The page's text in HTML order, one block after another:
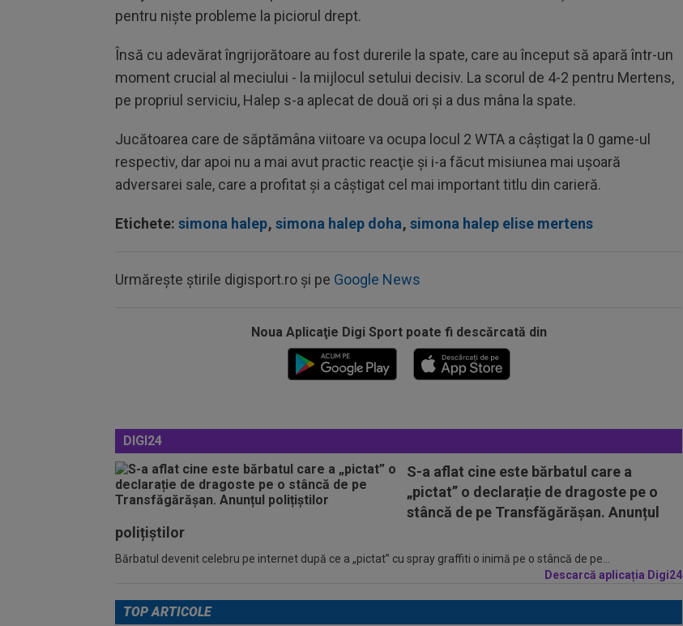
pentru nişte probleme la piciorul drept.
Însă cu adevărat îngrijorătoare au fost durerile la spate, care au început să apară într-un
moment crucial al meciului - la mijlocul setului decisiv. La scorul de 4-2 pentru Mertens,
pe propriul serviciu, Halep s-a aplecat de două ori şi a dus mâna la spate.
Jucătoarea care de săptămâna viitoare va ocupa locul 2 WTA a câştigat la 0 game-ul
respectiv, dar apoi nu a mai avut practic reacţie şi i-a făcut misiunea mai uşoară
adversarei sale, care a profitat şi a câştigat cel mai important titlu din carieră.
Etichete: simona halep, simona halep doha, simona halep elise mertens
Urmărește știrile digisport.ro și pe Google News
Noua Aplicaţie Digi Sport poate fi descărcată din
DIGI24
S-a aflat cine este bărbatul care a
„pictat” o declarație de dragoste pe o
stâncă de pe Transfăgărășan. Anunțul
polițiștilor
Bărbatul devenit celebru pe internet după ce a „pictat” cu spray graffiti o inimă pe o stâncă de pe...
Descarcă aplicația Digi24
TOP ARTICOLE